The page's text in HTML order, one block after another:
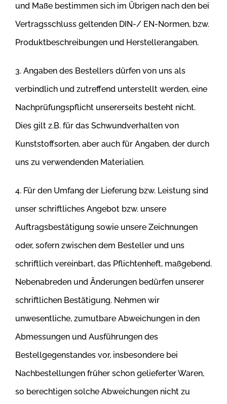
und Maße bestimmen sich im Übrigen nach den bei
Vertragsschluss geltenden DIN-/ EN-Normen, bzw.
Produktbeschreibungen und Herstellerangaben.
3. Angaben des Bestellers dürfen von uns als
verbindlich und zutreffend unterstellt werden, eine
Nachprüfungspflicht unsererseits besteht nicht.
Dies gilt z.B. für das Schwundverhalten von
Kunststoffsorten, aber auch für Angaben, der durch
uns zu verwendenden Materialien.
4. Für den Umfang der Lieferung bzw. Leistung sind
unser schriftliches Angebot bzw. unsere
Auftragsbestätigung sowie unsere Zeichnungen
oder, sofern zwischen dem Besteller und uns
schriftlich vereinbart, das Pflichtenheft, maßgebend.
Nebenabreden und Änderungen bedürfen unserer
schriftlichen Bestätigung. Nehmen wir
unwesentliche, zumutbare Abweichungen in den
Abmessungen und Ausführungen des
Bestellgegenstandes vor, insbesondere bei
Nachbestellungen früher schon gelieferter Waren,
so berechtigen solche Abweichungen nicht zu